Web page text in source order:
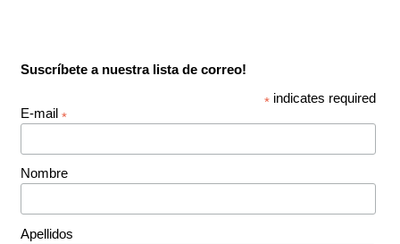
Suscríbete a nuestra lista de correo!
* indicates required
E-mail *
Nombre
Apellidos